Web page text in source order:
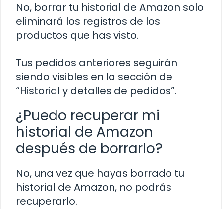
No, borrar tu historial de Amazon solo
eliminará los registros de los
productos que has visto.
Tus pedidos anteriores seguirán
siendo visibles en la sección de
“Historial y detalles de pedidos”.
¿Puedo recuperar mi
historial de Amazon
después de borrarlo?
No, una vez que hayas borrado tu
historial de Amazon, no podrás
recuperarlo.